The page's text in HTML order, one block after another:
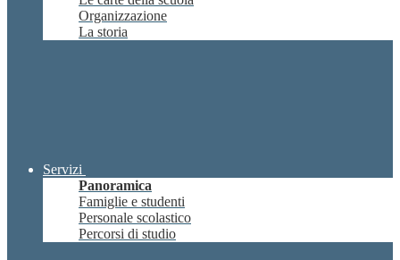
Organizzazione
La storia
Servizi
Panoramica
Famiglie e studenti
Personale scolastico
Percorsi di studio